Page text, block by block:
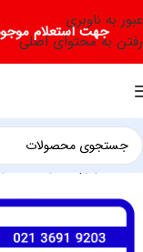
عبور به ناوبری
رفتن به محتوای اصلی
جهت استعلام
خانه لوازم یدکی